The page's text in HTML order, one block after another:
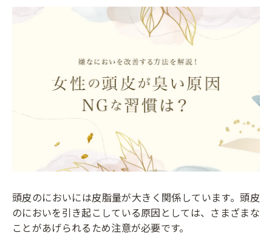
頭皮のにおいには皮脂量が大きく関係しています。頭皮
のにおいを引き起こしている原因としては、さまざまな
ことがあげられるため注意が必要です。